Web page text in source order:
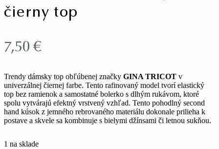
čierny top
7,50€
Trendy dámsky top obľúbenej značky GINA TRICOT v
univerzálnej čiernej farbe. Tento rafinovaný model tvorí elastický
top bez ramienok a samostatné bolerko s dlhým rukávom, ktoré
spolu vytvárajú efektný vrstvený vzhľad. Tento pohodlný second
hand kúsok z jemného rebrovaného materiálu dokonale prilieha k
postave a skvele sa kombinuje s bielymi džínsami či letnou sukňou.
1 na sklade